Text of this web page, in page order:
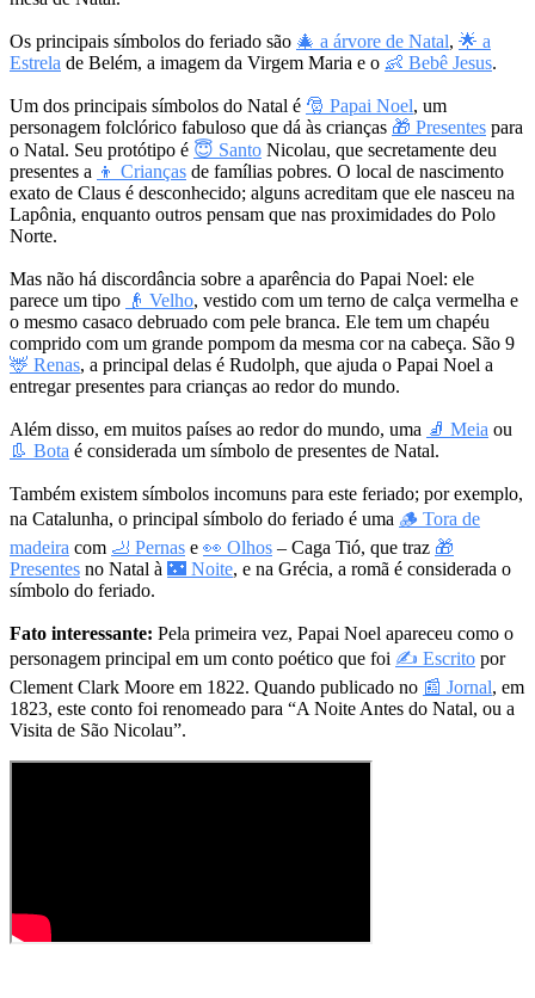
Os principais símbolos do feriado são 🎄 a árvore de Natal, 🌟 a
Estrela de Belém, a imagem da Virgem Maria e o 👶 Bebê Jesus.
Um dos principais símbolos do Natal é 🎅 Papai Noel, um
personagem folclórico fabuloso que dá às crianças 🎁 Presentes para
o Natal. Seu protótipo é 😇 Santo Nicolau, que secretamente deu
presentes a 👦 Crianças de famílias pobres. O local de nascimento
exato de Claus é desconhecido; alguns acreditam que ele nasceu na
Lapônia, enquanto outros pensam que nas proximidades do Polo
Norte.
Mas não há discordância sobre a aparência do Papai Noel: ele
parece um tipo 👴 Velho, vestido com um terno de calça vermelha e
o mesmo casaco debruado com pele branca. Ele tem um chapéu
comprido com um grande pompom da mesma cor na cabeça. São 9
🦌 Renas, a principal delas é Rudolph, que ajuda o Papai Noel a
entregar presentes para crianças ao redor do mundo.
Além disso, em muitos países ao redor do mundo, uma 🧦 Meia ou
👢 Bota é considerada um símbolo de presentes de Natal.
Também existem símbolos incomuns para este feriado; por exemplo,
na Catalunha, o principal símbolo do feriado é uma 🪵 Tora de
madeira com 🦶 Pernas e 👀 Olhos – Caga Tió, que traz 🎁
Presentes no Natal à 🌃 Noite, e na Grécia, a romã é considerada o
símbolo do feriado.
Fato interessante: Pela primeira vez, Papai Noel apareceu como o
personagem principal em um conto poético que foi ✍ Escrito por
Clement Clark Moore em 1822. Quando publicado no 📰 Jornal, em
1823, este conto foi renomeado para “A Noite Antes do Natal, ou a
Visita de São Nicolau”.